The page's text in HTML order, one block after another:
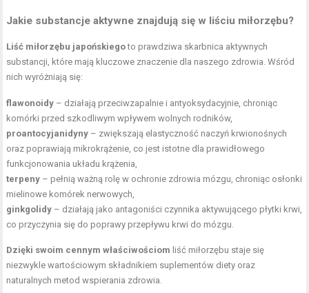
Jakie substancje aktywne znajdują się w liściu miłorzębu?
Liść miłorzębu japońskiegoto prawdziwa skarbnica aktywnych
substancji, które mają kluczowe znaczenie dla naszego zdrowia. Wśród
nich wyróżniają się:
flawonoidy – działają przeciwzapalnie i antyoksydacyjnie, chroniąc
komórki przed szkodliwym wpływem wolnych rodników,
proantocyjanidyny – zwiększają elastyczność naczyń krwionośnych
oraz poprawiają mikrokrążenie, co jest istotne dla prawidłowego
funkcjonowania układu krążenia,
terpeny – pełnią ważną rolę w ochronie zdrowia mózgu, chroniąc osłonki
mielinowe komórek nerwowych,
ginkgolidy – działają jako antagoniści czynnika aktywującego płytki krwi,
co przyczynia się do poprawy przepływu krwi do mózgu.
Dzięki swoim cennym właściwościom liść miłorzębu staje się
niezwykle wartościowym składnikiem suplementów diety oraz
naturalnych metod wspierania zdrowia.